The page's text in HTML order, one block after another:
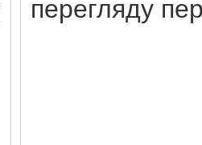
перегляду